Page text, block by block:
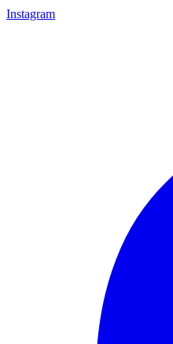
Instagram